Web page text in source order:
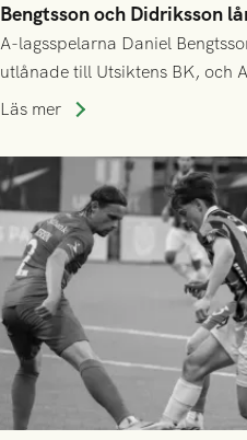
Bengtsson och Didriksson
A-lagsspelarna Daniel
utlånade till Utsiktens BK, och
speltid i Hestrafors genom
Läs mer